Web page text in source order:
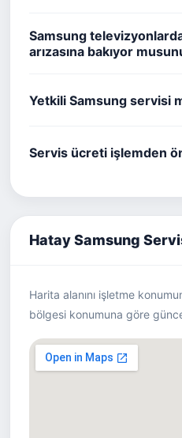
Samsung
arızasına bakıyor
Yetkili Samsung servisi
Servis ücreti işlemden
Hatay Samsung
Harita alanını işletme
bölgesi konumuna göre